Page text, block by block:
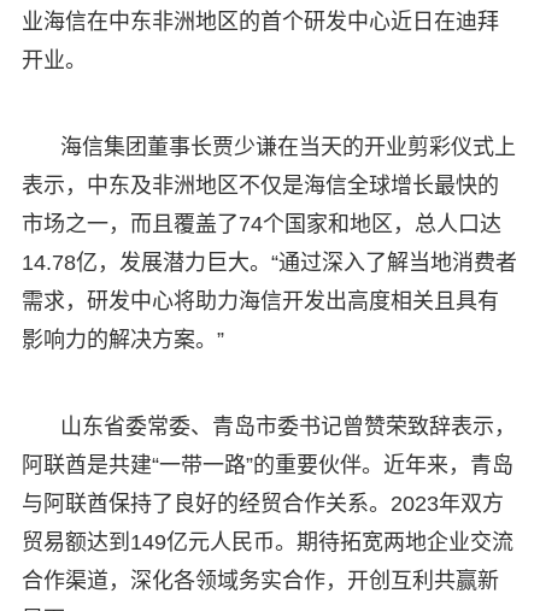
业海信在中东非洲地区的首个研发中心近日在迪拜
开业。
海信集团董事长贾少谦在当天的开业剪彩仪式上
表示，中东及非洲地区不仅是海信全球增长最快的
市场之一，而且覆盖了74个国家和地区，总人口达
14.78亿，发展潜力巨大。“通过深入了解当地消费者
需求，研发中心将助力海信开发出高度相关且具有
影响力的解决方案。”
山东省委常委、青岛市委书记曾赞荣致辞表示，
阿联酋是共建“一带一路”的重要伙伴。近年来，青岛
与阿联酋保持了良好的经贸合作关系。2023年双方
贸易额达到149亿元人民币。期待拓宽两地企业交流
合作渠道，深化各领域务实合作，开创互利共赢新